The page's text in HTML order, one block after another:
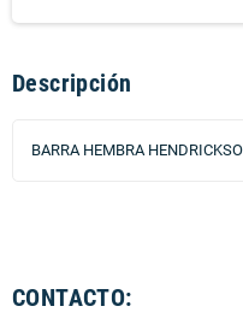
Descripción
BARRA HEMBRA
CONTACTO: